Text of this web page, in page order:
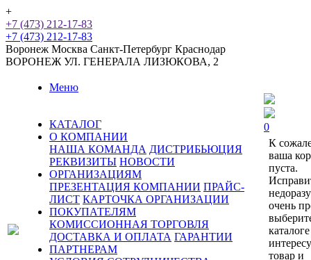
+
+7 (473) 212-17-83
+7 (473) 212-17-83
Воронеж Москва Санкт-Петербург Краснодар
ВОРОНЕЖ УЛ. ГЕНЕРАЛА ЛИЗЮКОВА, 2
Меню
КАТАЛОГ
О КОМПАНИИ
НАША КОМАНДА ДИСТРИБЬЮЦИЯ
РЕКВИЗИТЫ НОВОСТИ
ОРГАНИЗАЦИЯМ
ПРЕЗЕНТАЦИЯ КОМПАНИИ ПРАЙС-
ЛИСТ КАРТОЧКА ОРГАНИЗАЦИИ
ПОКУПАТЕЛЯМ
КОМИССИОННАЯ ТОРГОВЛЯ
ДОСТАВКА И ОПЛАТА ГАРАНТИИ
ПАРТНЕРАМ
0
К
ваша
пуста.
очень
каталоге
товар и